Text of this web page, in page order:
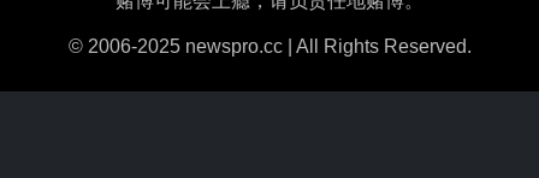
© 2006-2025 newspro.cc | All Rights Reserved.